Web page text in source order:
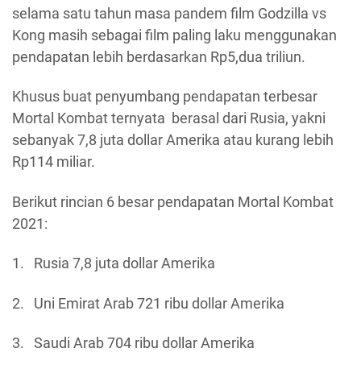
selama satu tahun masa pandem film Godzilla vs
Kong masih sebagai film paling laku menggunakan
pendapatan lebih berdasarkan Rp5,dua triliun.
Khusus buat penyumbang pendapatan terbesar
Mortal Kombat ternyata berasal dari Rusia, yakni
sebanyak 7,8 juta dollar Amerika atau kurang lebih
Rp114 miliar.
Berikut rincian 6 besar pendapatan Mortal Kombat
2021:
1. Rusia 7,8 juta dollar Amerika
2. Uni Emirat Arab 721 ribu dollar Amerika
3. Saudi Arab 704 ribu dollar Amerika